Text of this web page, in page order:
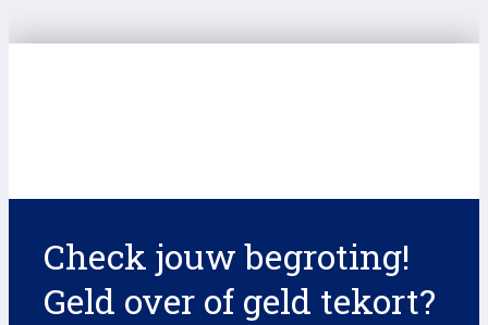
Check jouw begroting!
Geld over of geld tekort?